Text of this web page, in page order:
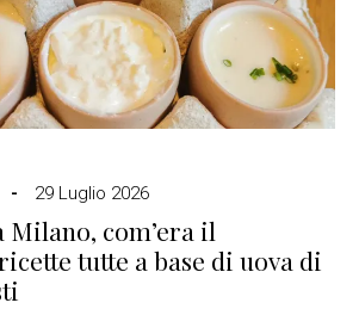
29 Luglio 2026
Milano, com’era il
tutte a base di uova di